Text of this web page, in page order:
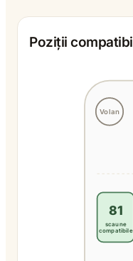
Poziții
Volan
81
scaune
compatibile